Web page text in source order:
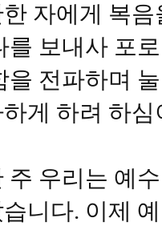
자에게 복
를 보내사 포
을 전파하며
게 하려 하
주 우리는 예
습니다. 이제